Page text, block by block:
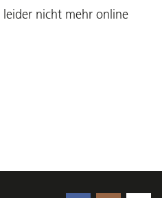
nicht mehr online